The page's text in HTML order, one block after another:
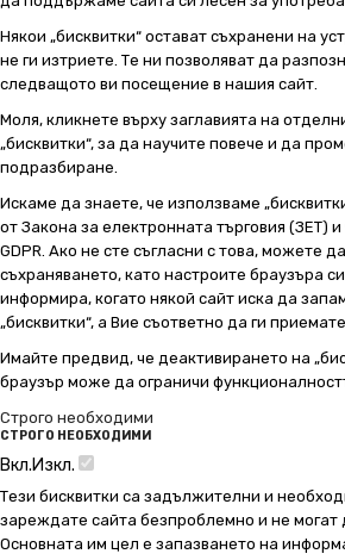
Някои „бисквитки“ остават съхранени на
не ги изтриете. Те ни позволяват да
следващото ви посещение в нашия сайт.
Моля, кликнете върху заглавията на
„бисквитки“, за да научите повече и да
подразбиране.
Искаме да знаете, че използваме
от Закона за електронната търговия (ЗЕТ) и
GDPR. Ако не сте съгласни с това, можете
съхраняването, като настроите браузъра
информира, когато някой сайт иска да
„бисквитки“, а Вие съответно да ги
Имайте предвид, че деактивирането на
браузър може да ограничи
Строго необходими
СТРОГО НЕОБХОДИМИ
Вкл.Изкл.
Тези бисквитки са задължителни и
зареждате сайта безпроблемно и не могат
Основната им цел е запазването на